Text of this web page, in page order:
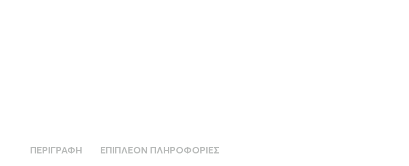
ΠΕΡΙΓΡΑΦΉ ΕΠΙΠΛΈΟΝ ΠΛΗΡΟΦΟΡΊΕΣ